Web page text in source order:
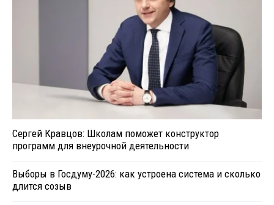
Сергей Кравцов: Школам поможет конструктор
программ для внеурочной деятельности
Выборы в Госдуму-2026: как устроена система и сколько
длится созыв